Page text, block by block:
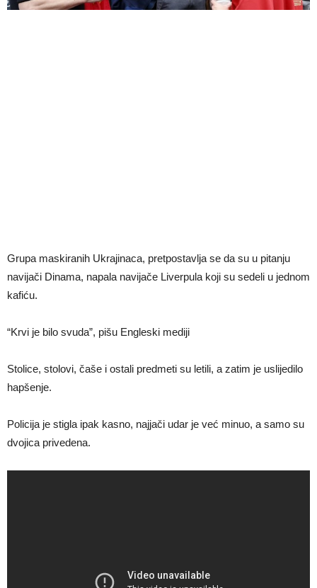
Grupa maskiranih Ukrajinaca, pretpostavlja se da su u pitanju
navijači Dinama, napala navijače Liverpula koji su sedeli u jednom
kafiću.
“Krvi je bilo svuda”, pišu Engleski mediji
Stolice, stolovi, čaše i ostali predmeti su letili, a zatim je uslijedilo
hapšenje.
Policija je stigla ipak kasno, najjači udar je već minuo, a samo su
dvojica privedena.